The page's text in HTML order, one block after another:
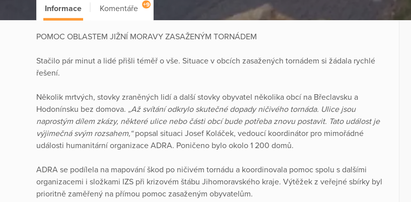
Informace Komentáře +9
POMOC OBLASTEM JIŽNÍ MORAVY ZASAŽENÝM TORNÁDEM
Stačilo pár minut a lidé přišli téměř o vše. Situace v obcích zasažených tornádem si žádala rychlé
řešení.
Několik mrtvých, stovky zraněných lidí a další stovky obyvatel několika obcí na Břeclavsku a
Hodonínsku bez domova. „Až svítání odkrylo skutečné dopady ničivého tornáda. Ulice jsou
naprostým dílem zkázy, některé ulice nebo části obcí bude potřeba znovu postavit. Tato událost je
výjimečná svým rozsahem,“popsal situaci Josef Koláček, vedoucí koordinátor pro mimořádné
události humanitární organizace ADRA. Poničeno bylo okolo 1 200 domů.
ADRA se podílela na mapování škod po ničivém tornádu a koordinovala pomoc spolu s dalšími
organizacemi i složkami IZS při krizovém štábu Jihomoravského kraje. Výtěžek z veřejné sbírky byl
prioritně zaměřený na přímou pomoc zasaženým obyvatelům.